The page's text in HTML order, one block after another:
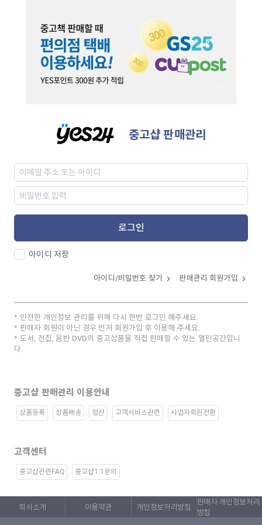
중고샵 판매관리
로그인
아이디 저장
아이디/비밀번호 찾기 판매관리 회원가입
안전한 개인정보 관리를 위해 다시 한번 로그인 해주세요.
판매자 회원이 아닌 경우 먼저 회원가입 후 이용해 주세요.
도서, 전집, 음반 DVD의 중고상품을 직접 판매할 수 있는 열린공간입니
다.
중고샵 판매관리 이용안내
상품등록 상품배송 정산 고객서비스관련 사업자회원전환
고객센터
중고샵관련FAQ 중고샵1:1문의
회사소개 이용약관 개인정보처리방침
판매자 개인정보처리
방침